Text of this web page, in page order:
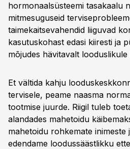
hormonaalsüsteemi tasakaalu
mitmesuguseid
taimekaitsevahendid liiguvad
kasutuskohast edasi kiiresti ja
mõjudes hävitavalt looduslikule
Et vältida kahju
tervisele, peame naasma
tootmise juurde. Riigil tuleb
alandades mahetoidu
mahetoidu rohkemate inimeste
edendame loodussäästlikku